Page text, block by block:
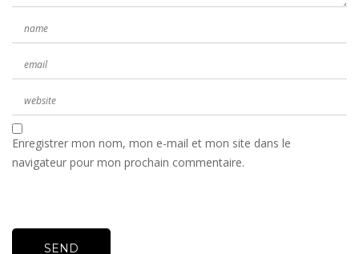
Enregistrer mon nom, mon e-mail et mon site dans le
navigateur pour mon prochain commentaire.